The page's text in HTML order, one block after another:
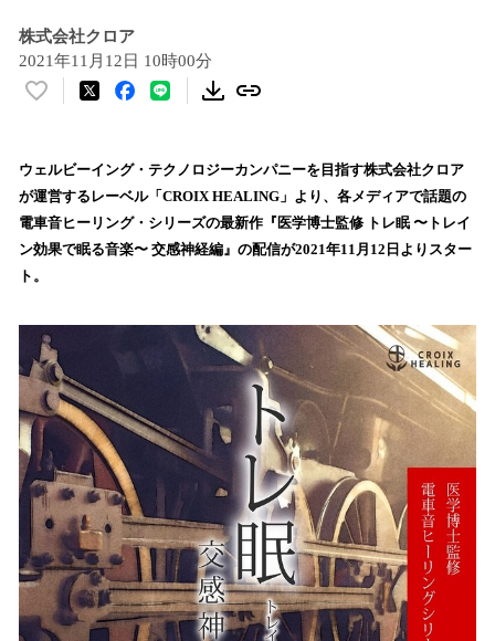
株式会社クロア
2021年11月12日 10時00分
い
！
数
を
読
込
中
で
す
ウェルビーイング・テクノロジーカンパニーを目指す株式会社クロア
が運営するレーベル「CROIX HEALING」より、各メディアで話題の
電車音ヒーリング・シリーズの最新作『医学博士監修 トレ眠 〜トレイ
ン効果で眠る音楽〜 交感神経編』の配信が2021年11月12日よりスター
ト。